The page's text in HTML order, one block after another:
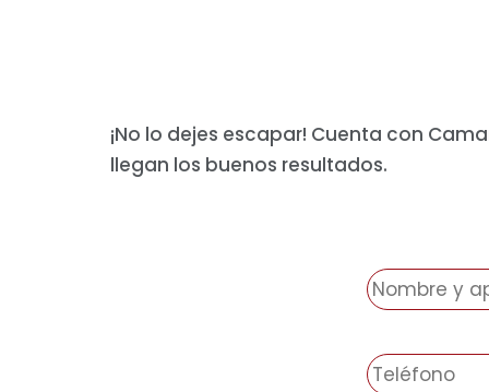
¡No lo dejes escapar! Cuenta con
llegan los buenos resultados.
N
o
m
rT
e